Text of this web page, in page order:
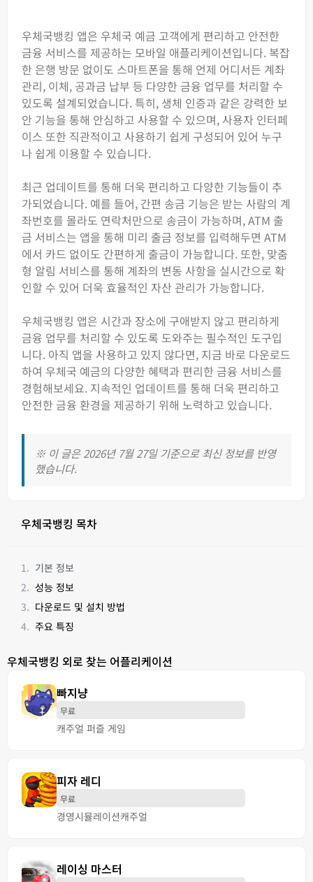
우체국뱅킹 앱은 우체국 예금 고객에게 편리하고 안전한
금융 서비스를 제공하는 모바일 애플리케이션입니다. 복잡
한 은행 방문 없이도 스마트폰을 통해 언제 어디서든 계좌
관리, 이체, 공과금 납부 등 다양한 금융 업무를 처리할 수
있도록 설계되었습니다. 특히, 생체 인증과 같은 강력한 보
안 기능을 통해 안심하고 사용할 수 있으며, 사용자 인터페
이스 또한 직관적이고 사용하기 쉽게 구성되어 있어 누구
나 쉽게 이용할 수 있습니다.
최근 업데이트를 통해 더욱 편리하고 다양한 기능들이 추
가되었습니다. 예를 들어, 간편 송금 기능은 받는 사람의 계
좌번호를 몰라도 연락처만으로 송금이 가능하며, ATM 출
금 서비스는 앱을 통해 미리 출금 정보를 입력해두면 ATM
에서 카드 없이도 간편하게 출금이 가능합니다. 또한, 맞춤
형 알림 서비스를 통해 계좌의 변동 사항을 실시간으로 확
인할 수 있어 더욱 효율적인 자산 관리가 가능합니다.
우체국뱅킹 앱은 시간과 장소에 구애받지 않고 편리하게
금융 업무를 처리할 수 있도록 도와주는 필수적인 도구입
니다. 아직 앱을 사용하고 있지 않다면, 지금 바로 다운로드
하여 우체국 예금의 다양한 혜택과 편리한 금융 서비스를
경험해보세요. 지속적인 업데이트를 통해 더욱 편리하고
안전한 금융 환경을 제공하기 위해 노력하고 있습니다.
※ 이 글은 2026년 7월 27일 기준으로 최신 정보를 반영
했습니다.
우체국뱅킹 목차
기본 정보
성능 정보
다운로드 및 설치 방법
주요 특징
우체국뱅킹 외로 찾는 어플리케이션
빠지냥
무료
캐주얼 퍼즐 게임
피자 레디
무료
경영시뮬레이션캐주얼
레이싱 마스터